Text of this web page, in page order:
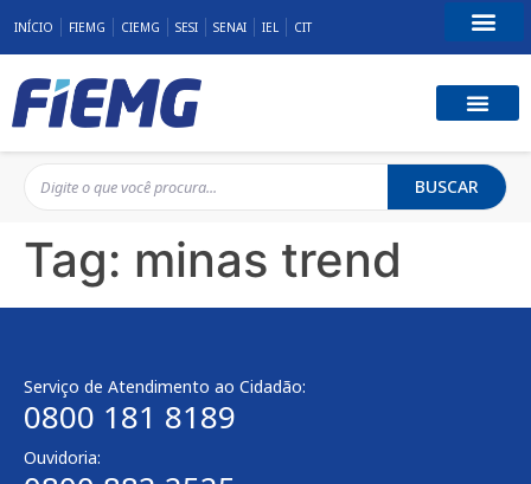
INÍCIO FIEMG CIEMG SESI SENAI IEL CIT
BUSCAR
Tag: minas trend
Serviço de Atendimento ao Cidadão:
0800 181 8189
Ouvidoria: